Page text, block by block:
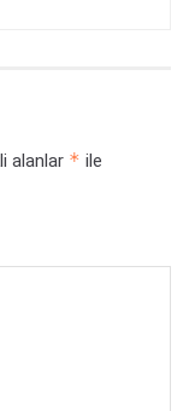
alanlar * ile